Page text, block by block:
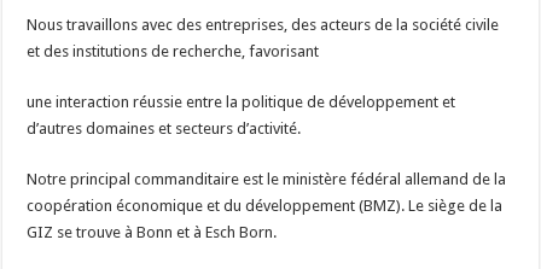
Nous travaillons avec des entreprises, des acteurs de la société civile
et des institutions de recherche, favorisant
une interaction réussie entre la politique de développement et
d’autres domaines et secteurs d’activité.
Notre principal commanditaire est le ministère fédéral allemand de la
coopération économique et du développement (BMZ). Le siège de la
GIZ se trouve à Bonn et à Esch Born.